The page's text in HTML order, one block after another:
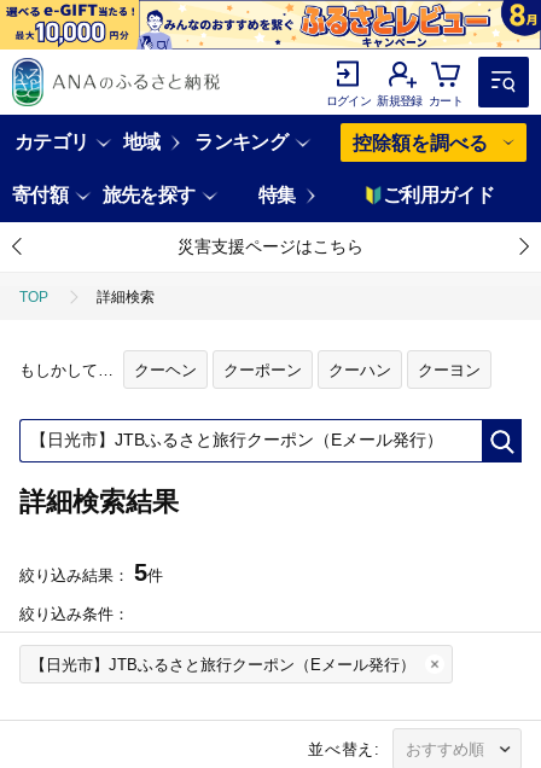
ログイン 新規登録 カート
カテゴリ 地域 ランキング 控除額を調べる
寄付額 旅先を探す 特集 ご利用ガイド
災害支援ページはこちら
TOP 詳細検索
もしかして… クーヘン クーポーン クーハン クーヨン
詳細検索結果
絞り込み結果： 5件
絞り込み条件：
【日光市】JTBふるさと旅行クーポン（Eメール発行）
並べ替え: